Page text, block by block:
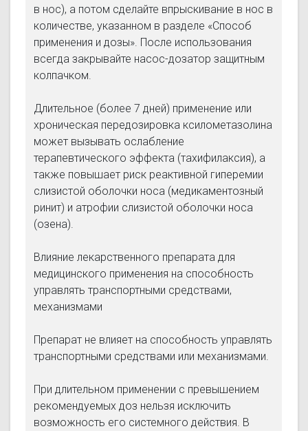
в нос), а потом сделайте впрыскивание в нос в
количестве, указанном в разделе «Способ
применения и дозы». После использования
всегда закрывайте насос-дозатор защитным
колпачком.
Длительное (более 7 дней) применение или
хроническая передозировка ксилометазолина
может вызывать ослабление
терапевтического эффекта (тахифилаксия), а
также повышает риск реактивной гиперемии
слизистой оболочки носа (медикаментозный
ринит) и атрофии слизистой оболочки носа
(озена).
Влияние лекарственного препарата для
медицинского применения на способность
управлять транспортными средствами,
механизмами
Препарат не влияет на способность управлять
транспортными средствами или механизмами.
При длительном применении с превышением
рекомендуемых доз нельзя исключить
возможность его системного действия. В